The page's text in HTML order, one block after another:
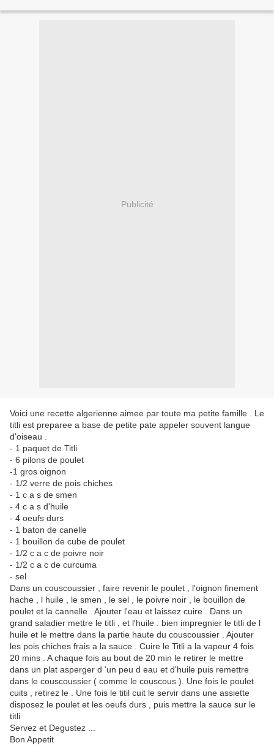
Publicité
Voici une recette algerienne aimee par toute ma petite famille . Le
titli est preparee a base de petite pate appeler souvent langue
d'oiseau .
- 1 paquet de Titli
- 6 pilons de poulet
-1 gros oignon
- 1/2 verre de pois chiches
- 1 c a s de smen
- 4 c a s d'huile
- 4 oeufs durs
- 1 baton de canelle
- 1 bouillon de cube de poulet
- 1/2 c a c de poivre noir
- 1/2 c a c de curcuma
- sel
Dans un couscoussier , faire revenir le poulet , l'oignon finement
hache , l huile , le smen , le sel , le poivre noir , le bouillon de
poulet et la cannelle . Ajouter l'eau et laissez cuire . Dans un
grand saladier mettre le titli , et l'huile . bien impregnier le titli de l
huile et le mettre dans la partie haute du couscoussier . Ajouter
les pois chiches frais a la sauce . Cuire le Titli a la vapeur 4 fois
20 mins . A chaque fois au bout de 20 min le retirer le mettre
dans un plat asperger d 'un peu d eau et d'huile puis remettre
dans le couscoussier ( comme le couscous ). Une fois le poulet
cuits , retirez le . Une fois le titil cuit le servir dans une assiette
disposez le poulet et les oeufs durs , puis mettre la sauce sur le
titli
Servez et Degustez ...
Bon Appetit